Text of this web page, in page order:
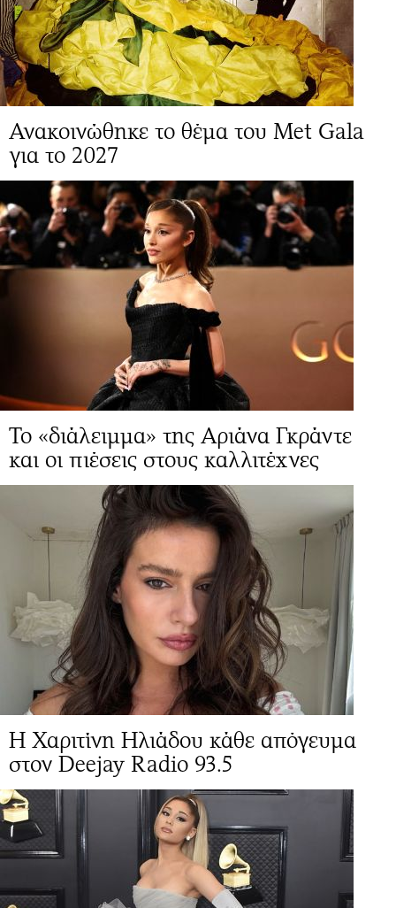
Ανακοινώθηκε το θέμα του Met Gala
για το 2027
Το «διάλειμμα» της Αριάνα Γκράντε
και οι πιέσεις στους καλλιτέχνες
Η Χαριτίνη Ηλιάδου κάθε απόγευμα
στον Deejay Radio 93.5